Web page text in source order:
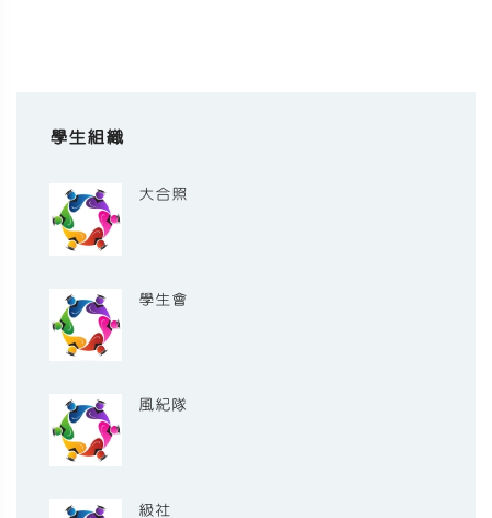
學生組織
大合照
學生會
風紀隊
級社